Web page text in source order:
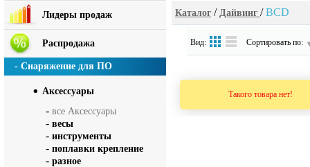
Каталог / Дайвинг /BCD
Вид: Сортировать по:
Такого товара нет!
Лидеры продаж
Распродажа
- Снаряжение для ПО
Аксесcуары
- все Аксесcуары
- весы
- инструменты
- поплавки крепление
- разное